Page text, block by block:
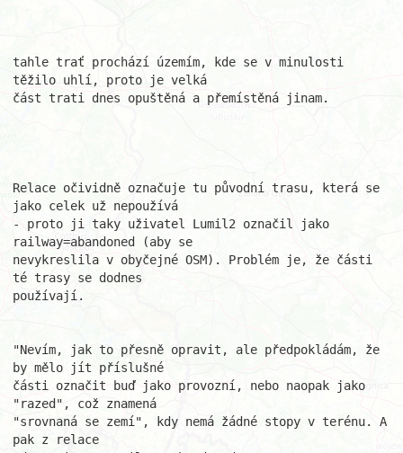
tahle trať prochází územím, kde se v minulosti
těžilo uhlí, proto je velká
část trati dnes opuštěná a přemístěná jinam.
Relace očividně označuje tu původní trasu, která se
jako celek už nepoužívá
- proto ji taky uživatel Lumil2 označil jako
railway=abandoned (aby se
nevykreslila v obyčejné OSM). Problém je, že části
té trasy se dodnes
používají.
"Nevím, jak to přesně opravit, ale předpokládám, že
by mělo jít příslušné
části označit buď jako provozní, nebo naopak jako
"razed", což znamená
"srovnaná se zemí", kdy nemá žádné stopy v terénu. A
pak z relace